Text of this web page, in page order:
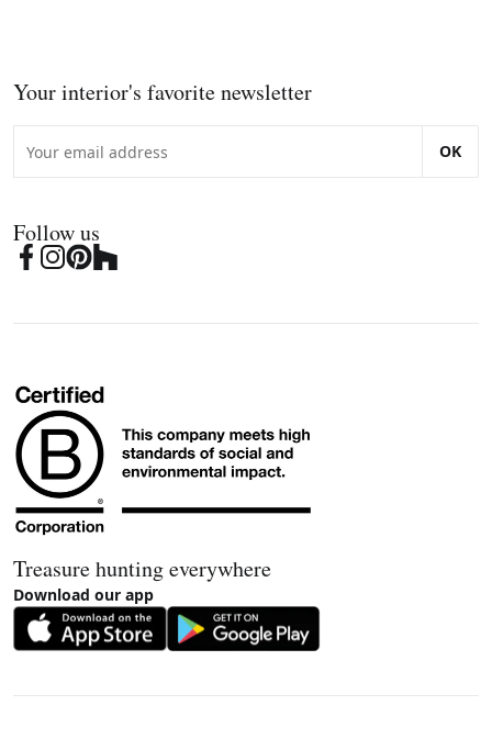
Your interior's favorite newsletter
OK
Follow us
Treasure hunting everywhere
Download our app